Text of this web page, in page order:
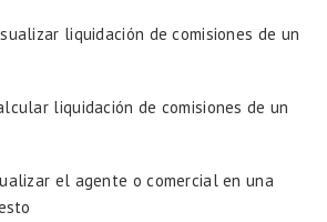
liquidación de comisiones de un
liquidación de comisiones de un
el agente o comercial en una